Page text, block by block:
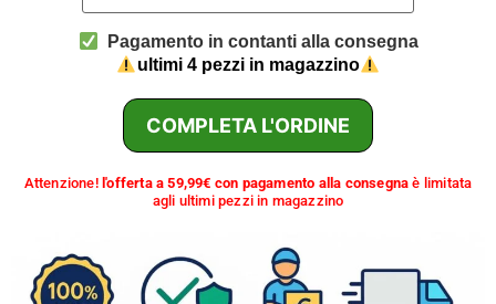
Pagamento in contanti alla consegna
ultimi 4 pezzi in magazzino
COMPLETA L'ORDINE
Attenzione!l'offerta a 59,99€ con pagamento alla consegnaè limitata
agli ultimi pezzi in magazzino